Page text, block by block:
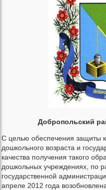
Добропольский
С целью обеспечения защиты
дошкольного возраста и
качества получения такого
дошкольных учреждениях, по
государственной
апреле 2012 года